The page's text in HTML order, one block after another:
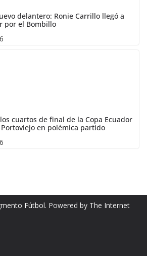
delantero: Ronie Carrillo llegó a
por el Bombillo
cuartos de final de la Copa Ecuador
en polémica partido
Fútbol. Powered by The Internet